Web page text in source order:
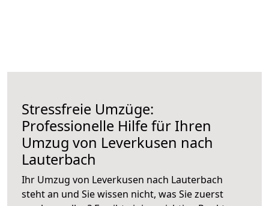
Stressfreie Umzüge:
Professionelle Hilfe für Ihren
Umzug von Leverkusen nach
Lauterbach
Ihr Umzug von Leverkusen nach Lauterbach
steht an und Sie wissen nicht, was Sie zuerst